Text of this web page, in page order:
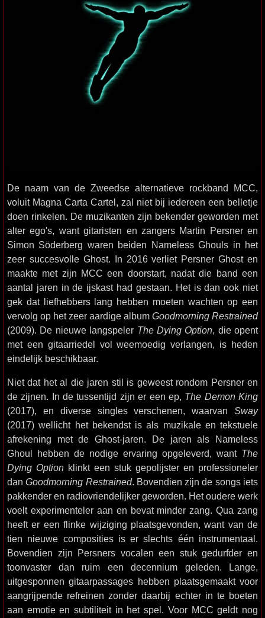
De naam van de Zweedse alternatieve rockband MCC,
voluit Magna Carta Cartel, zal niet bij iedereen een belletje
doen rinkelen. De muzikanten zijn bekender geworden met
alter ego's, want gitaristen en zangers Martin Persner en
Simon Söderberg waren beiden Nameless Ghouls in het
zeer succesvolle Ghost. In 2016 verliet Persner Ghost en
maakte met zijn MCC een doorstart, nadat die band een
aantal jaren in de ijskast had gestaan. Het is dan ook niet
gek dat liefhebbers lang hebben moeten wachten op een
vervolg op het zeer aardige album Goodmorning Restrained
(2009). De nieuwe langspeler The Dying Option, die opent
met een gitaarriedel vol weemoedig verlangen, is heden
eindelijk beschikbaar.
Niet dat het al die jaren stil is geweest rondom Persner en
de zijnen. In de tussentijd zijn er een ep, The Demon King
(2017), en diverse singles verschenen, waarvan Sway
(2017) wellicht het bekendst is als muzikale en tekstuele
afrekening met de Ghost-jaren. De jaren als Nameless
Ghoul hebben de nodige ervaring opgeleverd, want The
Dying Option klinkt een stuk gepolijster en professioneler
danGoodmorning Restrained. Bovendien zijn de songs iets
pakkender en radiovriendelijker geworden. Het oudere werk
voelt experimenteler aan en bevat minder zang. Qua zang
heeft er een flinke wijziging plaatsgevonden, want van de
tien nieuwe composities is er slechts één instrumentaal.
Bovendien zijn Persners vocalen een stuk gedurfder en
toonvaster dan ruim een decennium geleden. Lange,
uitgesponnen gitaarpassages hebben plaatsgemaakt voor
aangrijpende refreinen zonder daarbij echter in te boeten
aan emotie en subtiliteit in het spel. Voor MCC geldt nog